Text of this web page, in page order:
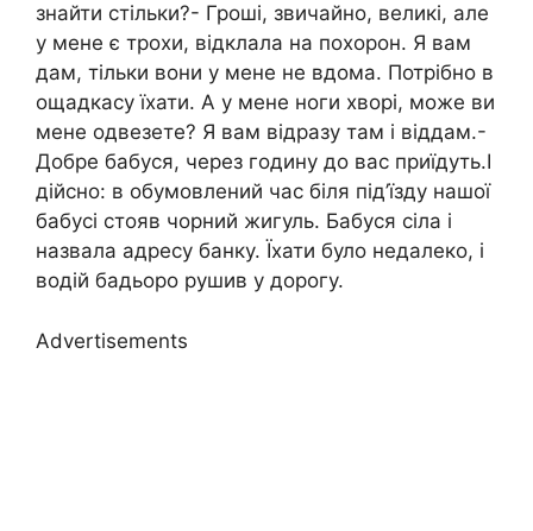
знайти стільки?- Гроші, звичайно, великі, але
у мене є трохи, відклала на похорон. Я вам
дам, тільки вони у мене не вдома. Потрібно в
ощадкасу їхати. А у мене ноги хворі, може ви
мене одвезете? Я вам відразу там і віддам.-
Добре бабуся, через годину до вас приїдуть.І
дійсно: в обумовлений час біля під’їзду нашої
бабусі стояв чорний жигуль. Бабуся сіла і
назвала адресу банку. Їхати було недалеко, і
водій бадьоро рушив у дорогу.
Advertisements